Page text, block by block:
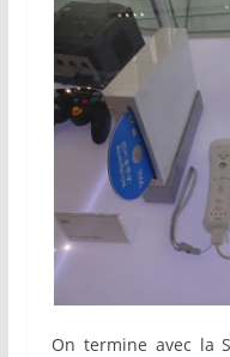
On termine avec la